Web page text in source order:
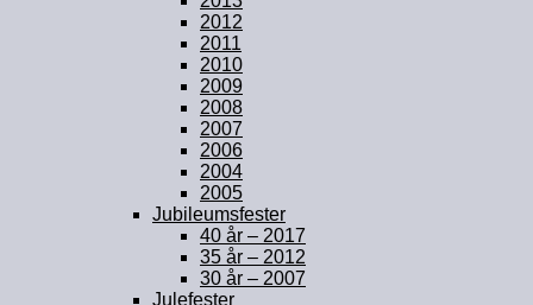
2012
2011
2010
2009
2008
2007
2006
2004
2005
Jubileumsfester
40 år – 2017
35 år – 2012
30 år – 2007
Julefester